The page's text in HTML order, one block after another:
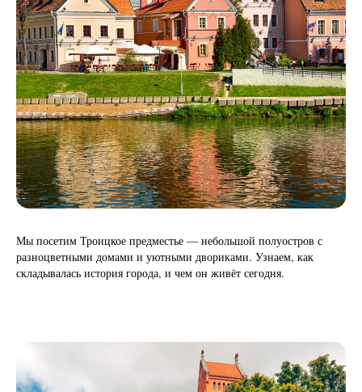
Мы посетим Троицкое предместье — небольшой полуостров с
разноцветными домами и уютными двориками. Узнаем, как
складывалась история города, и чем он живёт сегодня.